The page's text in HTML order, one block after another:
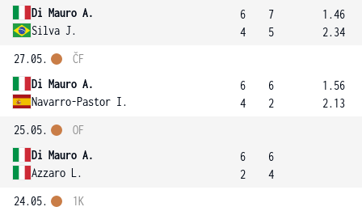
Di Mauro A.
Silva J.
6
4
7
5
1.46
2.34
27.05.
Di Mauro A.
Navarro-Pastor I.
ČF
6
4
6
2
1.56
2.13
25.05.
Di Mauro A.
Azzaro L.
OF
6
2
6
4
24.05.
1K